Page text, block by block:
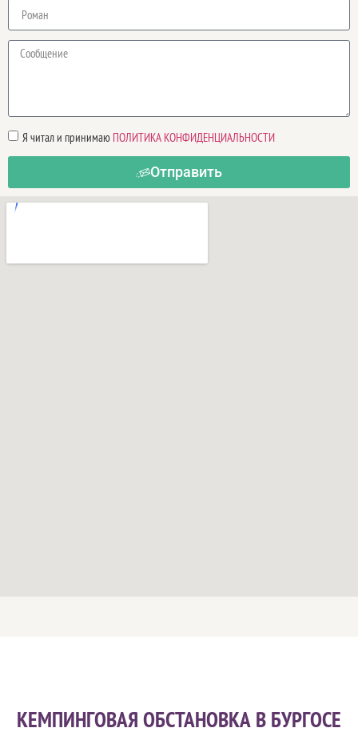
Я читал и принимаю ПОЛИТИКА КОНФИДЕНЦИАЛЬНОСТИ
Отправить
КЕМПИНГОВАЯ ОБСТАНОВКА В БУРГОСЕ